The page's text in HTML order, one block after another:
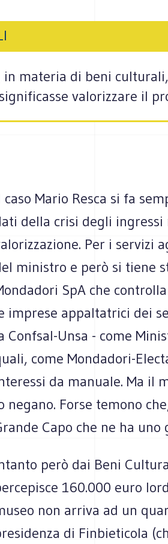
in materia di beni
valorizzare il
caso Mario Resca si fa
della crisi degli ingressi
Per i servizi
ministro e però si tiene
SpA che
imprese appaltatrici dei
Confsal-Unsa - come
come Mondadori-
da manuale. Ma il
negano. Forse temono
Capo che ne ha uno
però dai Beni
160.000 euro
non arriva ad un
di Finbieticola